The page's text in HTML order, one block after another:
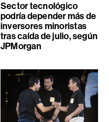
Sector tecnológico
podría depender más de
inversores minoristas
tras caída de julio, según
JPMorgan